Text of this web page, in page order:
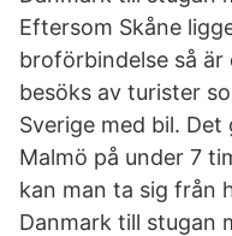
Eftersom Skåne
broförbindelse så
besöks av turister
Sverige med bil.
Malmö på under 7
kan man ta sig från
Danmark till stugan